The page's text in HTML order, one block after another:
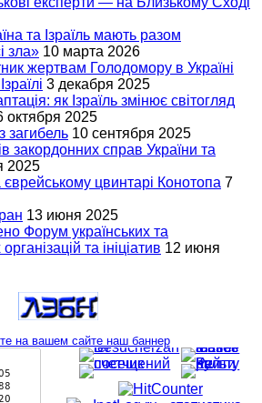
та Ізраїль мають разом
зла» 10 марта 2026
жертвам Голодомору в Україні
3 декабря 2025
як Ізраїль змінює світогляд
октября 2025
загибель 10 сентября 2025
закордонних справ України та
2025
єврейському цвинтарі Конотопа 7
13 июня 2025
Форум українських та
та ініціатив 12 июня
на вашем сайте наш баннер